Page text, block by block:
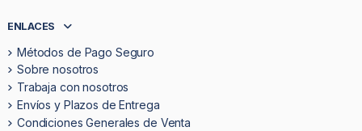
ENLACES
Métodos de Pago Seguro
Sobre nosotros
Trabaja con nosotros
Envíos y Plazos de Entrega
Condiciones Generales de Venta